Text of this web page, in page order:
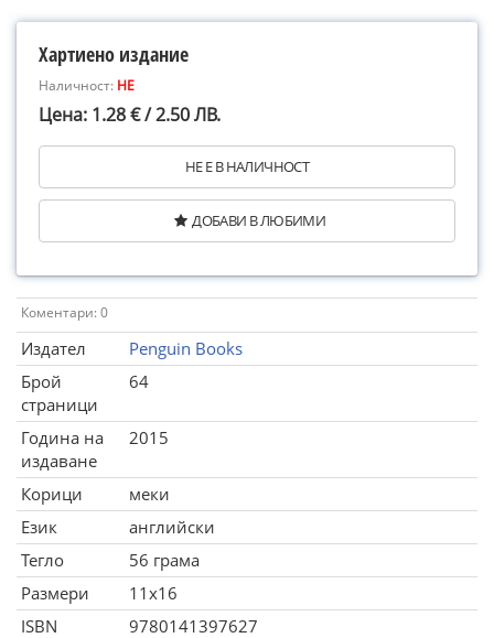
Хартиено издание
Наличност: НЕ
Цена: 1.28 € / 2.50 ЛВ.
НЕ Е В НАЛИЧНОСТ
ДОБАВИ В ЛЮБИМИ
Коментари: 0
Издател
Penguin Books
Брой
страници
64
Година на
издаване
2015
Корици
меки
Език
английски
Тегло
56 грама
Размери
11x16
ISBN
9780141397627